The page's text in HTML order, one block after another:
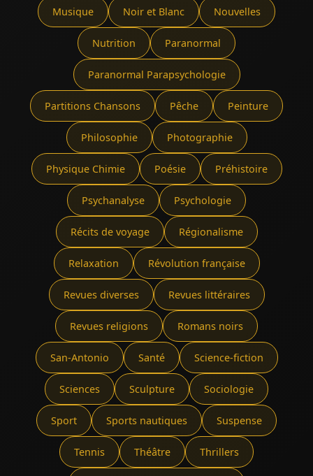
Musique Noir et Blanc Nouvelles
Nutrition Paranormal
Paranormal Parapsychologie
Partitions Chansons Pêche Peinture
Philosophie Photographie
Physique Chimie Poésie Préhistoire
Psychanalyse Psychologie
Récits de voyage Régionalisme
Relaxation Révolution française
Revues diverses Revues littéraires
Revues religions Romans noirs
San-Antonio Santé Science-fiction
Sciences Sculpture Sociologie
Sport Sports nautiques Suspense
Tennis Théâtre Thrillers